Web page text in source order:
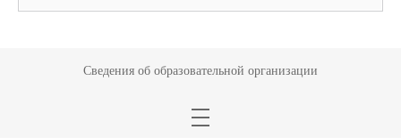
Сведения об образовательной организации